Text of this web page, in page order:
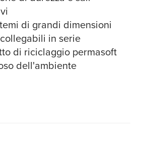
di grandi dimensioni
in serie
di riciclaggio permasoft
dell'ambiente